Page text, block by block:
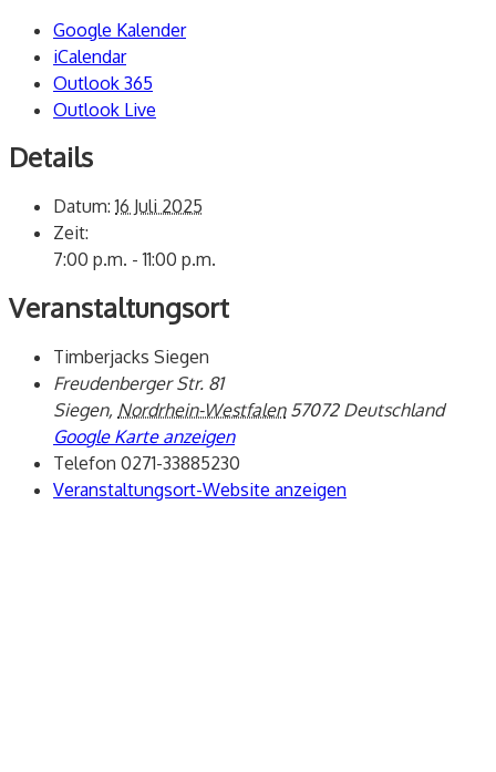
Google Kalender
iCalendar
Outlook 365
Outlook Live
Details
Datum: 16 Juli 2025
Zeit:
7:00 p.m. - 11:00 p.m.
Veranstaltungsort
Timberjacks Siegen
Freudenberger Str. 81
Siegen, Nordrhein-Westfalen 57072 Deutschland
Google Karte anzeigen
Telefon 0271-33885230
Veranstaltungsort-Website anzeigen